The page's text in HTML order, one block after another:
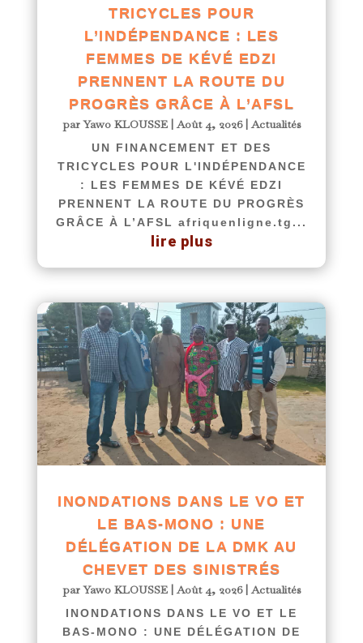
TRICYCLES POUR
L’INDÉPENDANCE : LES
FEMMES DE KÉVÉ EDZI
PRENNENT LA ROUTE DU
PROGRÈS GRÂCE À L’AFSL
parYawo KLOUSSE|Août 4, 2026|Actualités
UN FINANCEMENT ET DES
TRICYCLES POUR L'INDÉPENDANCE
: LES FEMMES DE KÉVÉ EDZI
PRENNENT LA ROUTE DU PROGRÈS
GRÂCE À L’AFSL afriquenligne.tg...
lire plus
INONDATIONS DANS LE VO ET
LE BAS-MONO : UNE
DÉLÉGATION DE LA DMK AU
CHEVET DES SINISTRÉS
parYawo KLOUSSE|Août 4, 2026|Actualités
INONDATIONS DANS LE VO ET LE
BAS-MONO : UNE DÉLÉGATION DE